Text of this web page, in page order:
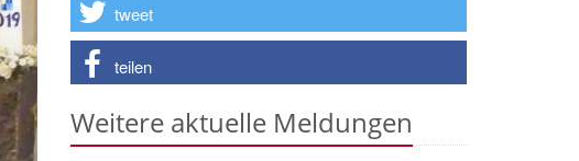
tweet
teilen
Weitere aktuelle Meldungen